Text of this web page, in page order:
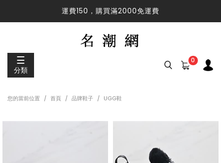
運費150，購買滿2000免運費
運費150，購買滿2000免運費
☰
分類
0
您的當前位置 首頁 品牌鞋子 UGG鞋